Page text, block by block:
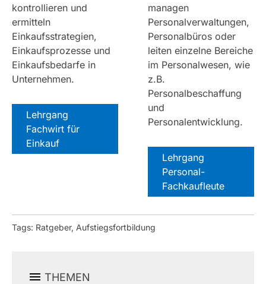
kontrollieren und
ermitteln
Einkaufsstrategien,
Einkaufsprozesse und
Einkaufsbedarfe in
Unternehmen.
Lehrgang
Fachwirt für
Einkauf
managen
Personalverwaltungen,
Personalbüros oder
leiten einzelne Bereiche
im Personalwesen, wie
z.B.
Personalbeschaffung
und
Personalentwicklung.
Lehrgang
Personal-
Fachkaufleute
Tags: Ratgeber, Aufstiegsfortbildung
THEMEN